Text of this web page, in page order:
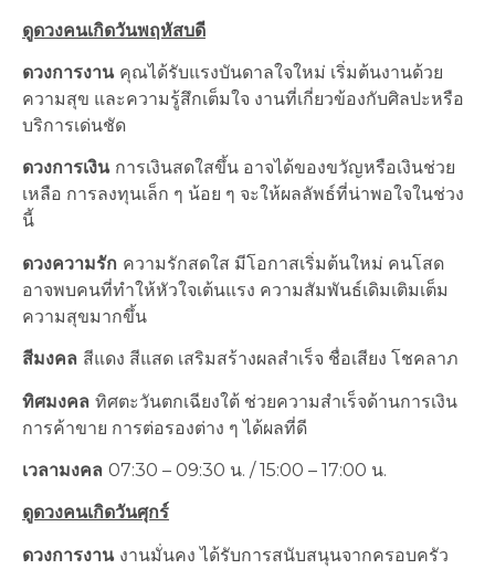
ดูดวงคนเกิดวันพฤหัสบดี
ดวงการงาน คุณได้รับแรงบันดาลใจใหม่ เริ่มต้นงานด้วย
ความสุข และความรู้สึกเต็มใจ งานที่เกี่ยวข้องกับศิลปะหรือ
บริการเด่นชัด
ดวงการเงิน การเงินสดใสขึ้น อาจได้ของขวัญหรือเงินช่วย
เหลือ การลงทุนเล็ก ๆ น้อย ๆ จะให้ผลลัพธ์ที่น่าพอใจในช่วง
นี้
ดวงความรัก ความรักสดใส มีโอกาสเริ่มต้นใหม่ คนโสด
อาจพบคนที่ทำให้หัวใจเต้นแรง ความสัมพันธ์เดิมเติมเต็ม
ความสุขมากขึ้น
สีมงคล สีแดง สีแสด เสริมสร้างผลสำเร็จ ชื่อเสียง โชคลาภ
ทิศมงคล ทิศตะวันตกเฉียงใต้ ช่วยความสำเร็จด้านการเงิน
การค้าขาย การต่อรองต่าง ๆ ได้ผลที่ดี
เวลามงคล 07:30 – 09:30 น. / 15:00 – 17:00 น.
ดูดวงคนเกิดวันศุกร์
ดวงการงาน งานมั่นคง ได้รับการสนับสนุนจากครอบครัว